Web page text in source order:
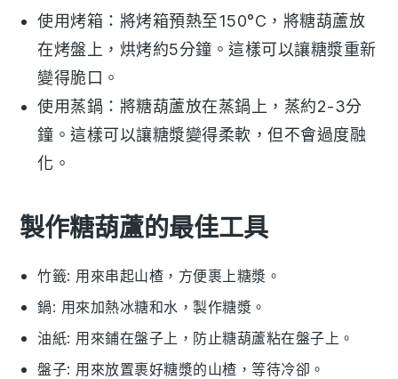
使用烤箱：將烤箱預熱至150°C，將糖葫蘆放
在烤盤上，烘烤約5分鐘。這樣可以讓糖漿重新
變得脆口。
使用蒸鍋：將糖葫蘆放在蒸鍋上，蒸約2-3分
鐘。這樣可以讓糖漿變得柔軟，但不會過度融
化。
製作糖葫蘆的最佳工具
竹籤: 用來串起山楂，方便裹上糖漿。
鍋: 用來加熱冰糖和水，製作糖漿。
油紙: 用來鋪在盤子上，防止糖葫蘆粘在盤子上。
盤子: 用來放置裹好糖漿的山楂，等待冷卻。